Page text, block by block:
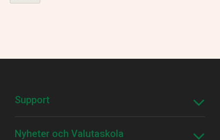
Support
Nyheter och Valutaskola